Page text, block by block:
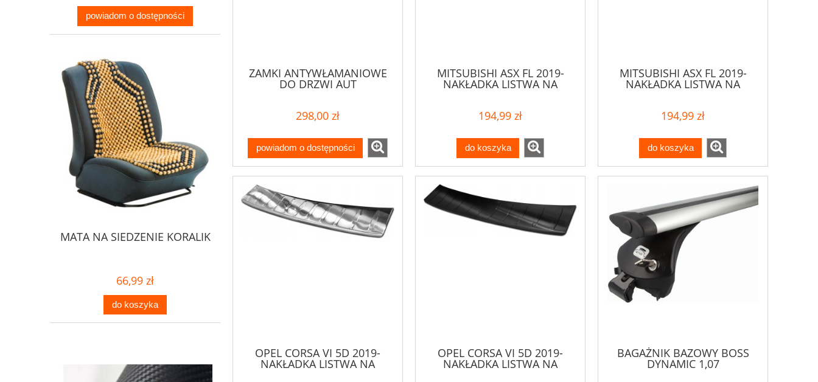
powiadom o dostępności
MATA NA SIEDZENIE KORALIK
66,99 zł
do koszyka
ZAMKI ANTYWŁAMANIOWE
DO DRZWI AUT
298,00 zł
powiadom o dostępności
MITSUBISHI ASX FL 2019-
NAKŁADKA LISTWA NA
194,99 zł
do koszyka
MITSUBISHI ASX FL 2019-
NAKŁADKA LISTWA NA
194,99 zł
do koszyka
OPEL CORSA VI 5D 2019-
NAKŁADKA LISTWA NA
OPEL CORSA VI 5D 2019-
NAKŁADKA LISTWA NA
BAGAŻNIK BAZOWY BOSS
DYNAMIC 1,07